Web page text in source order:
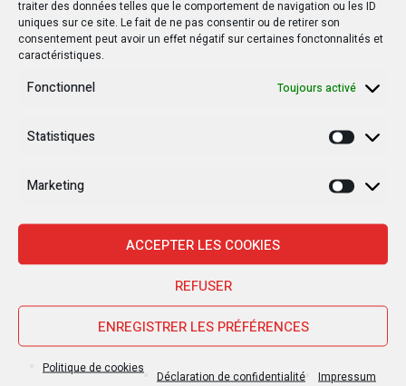
traiter des données telles que le comportement de navigation ou les ID
uniques sur ce site. Le fait de ne pas consentir ou de retirer son
consentement peut avoir un effet négatif sur certaines fonctonnalités et
caractéristiques.
Fonctionnel Toujours activé
Statistiques
Marketing
ACCEPTER LES COOKIES
REFUSER
ENREGISTRER LES PRÉFÉRENCES
Politique de cookies
Déclaration de confidentialité Impressum
Nouvelles Récentes
Jean-Noël Barrot, chef de la diplomatie
française en RDC : une visite sous haute
tension